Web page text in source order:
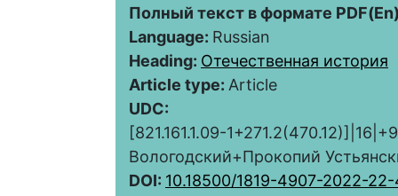
Полный текст в формате
Language: Russian
Heading: Отечественная история
Article type: Article
UDC:
[821.161.1.09-
Вологодский+Прокопий
DOI: 10.18500/1819-4907-2022-